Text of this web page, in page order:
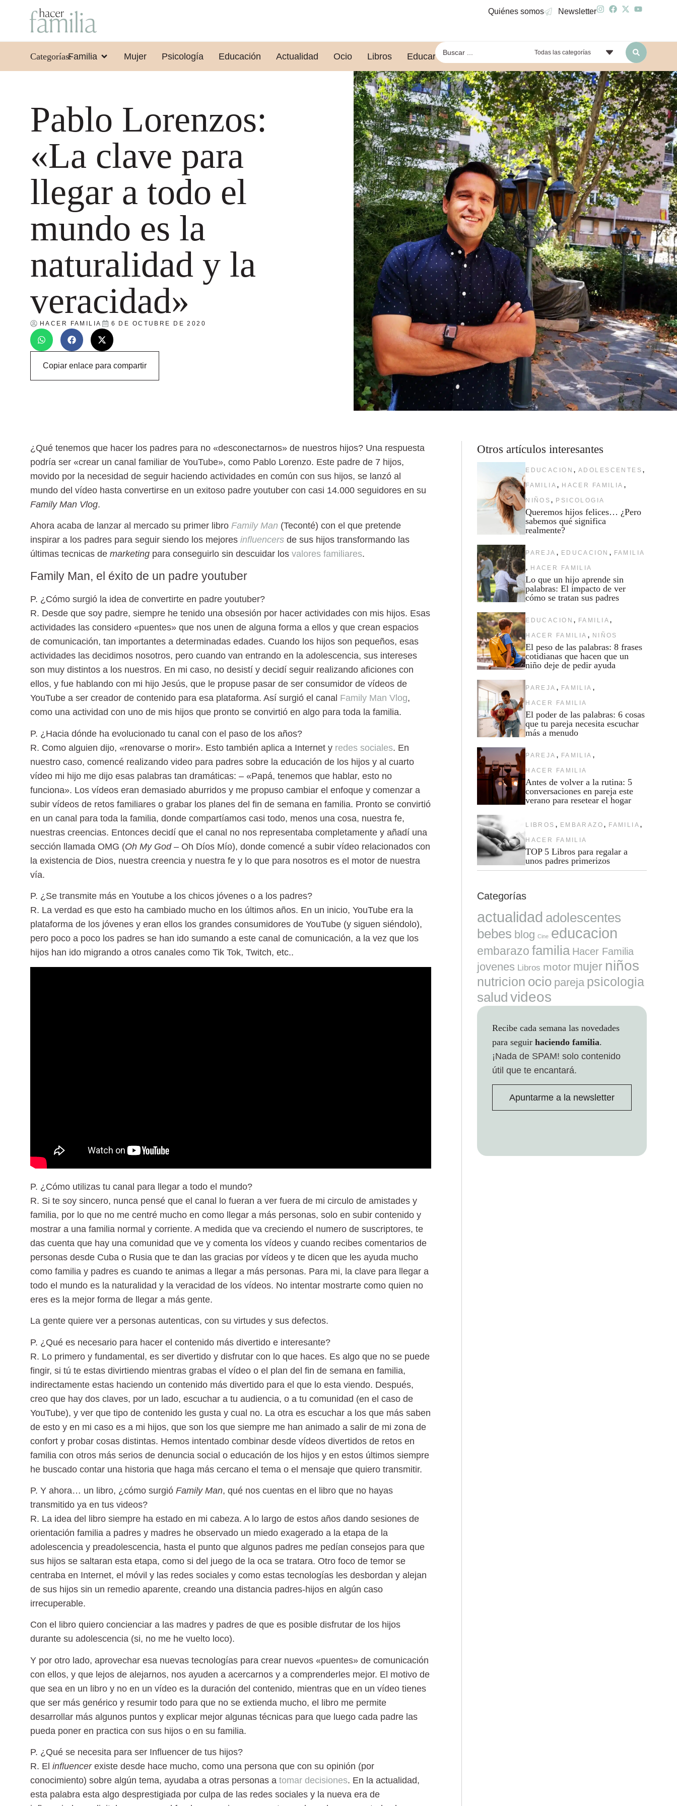
Quiénes somos Newsletter
Categorías:Familia Mujer Psicología Educación Actualidad Ocio Libros Educar leyendo Todas las categorías
Pablo Lorenzos:
«La clave para
llegar a todo el
mundo es la
naturalidad y la
veracidad»
HACER FAMILIA 6 DE OCTUBRE DE 2020
Copiar enlace para compartir
¿Qué tenemos que hacer los padres para no «desconectarnos» de nuestros hijos? Una respuesta
podría ser «crear un canal familiar de YouTube», como Pablo Lorenzo. Este padre de 7 hijos,
movido por la necesidad de seguir haciendo actividades en común con sus hijos, se lanzó al
mundo del vídeo hasta convertirse en un exitoso padre youtuber con casi 14.000 seguidores en su
Family Man Vlog.
Ahora acaba de lanzar al mercado su primer libro Family Man (Teconté) con el que pretende
inspirar a los padres para seguir siendo los mejores influencers de sus hijos transformando las
últimas tecnicas de marketing para conseguirlo sin descuidar los valores familiares.
Family Man, el éxito de un padre youtuber
P. ¿Cómo surgió la idea de convertirte en padre youtuber?
R. Desde que soy padre, siempre he tenido una obsesión por hacer actividades con mis hijos. Esas
actividades las considero «puentes» que nos unen de alguna forma a ellos y que crean espacios
de comunicación, tan importantes a determinadas edades. Cuando los hijos son pequeños, esas
actividades las decidimos nosotros, pero cuando van entrando en la adolescencia, sus intereses
son muy distintos a los nuestros. En mi caso, no desistí y decidí seguir realizando aficiones con
ellos, y fue hablando con mi hijo Jesús, que le propuse pasar de ser consumidor de vídeos de
YouTube a ser creador de contenido para esa plataforma. Así surgió el canal Family Man Vlog,
como una actividad con uno de mis hijos que pronto se convirtió en algo para toda la familia.
P. ¿Hacia dónde ha evolucionado tu canal con el paso de los años?
R. Como alguien dijo, «renovarse o morir». Esto también aplica a Internet y redes sociales. En
nuestro caso, comencé realizando video para padres sobre la educación de los hijos y al cuarto
vídeo mi hijo me dijo esas palabras tan dramáticas: – «Papá, tenemos que hablar, esto no
funciona». Los vídeos eran demasiado aburridos y me propuso cambiar el enfoque y comenzar a
subir vídeos de retos familiares o grabar los planes del fin de semana en familia. Pronto se convirtió
en un canal para toda la familia, donde compartíamos casi todo, menos una cosa, nuestra fe,
nuestras creencias. Entonces decidí que el canal no nos representaba completamente y añadí una
sección llamada OMG (Oh My God– Oh Díos Mío), donde comencé a subir vídeo relacionados con
la existencia de Dios, nuestra creencia y nuestra fe y lo que para nosotros es el motor de nuestra
vía.
P. ¿Se transmite más en Youtube a los chicos jóvenes o a los padres?
R. La verdad es que esto ha cambiado mucho en los últimos años. En un inicio, YouTube era la
plataforma de los jóvenes y eran ellos los grandes consumidores de YouTube (y siguen siéndolo),
pero poco a poco los padres se han ido sumando a este canal de comunicación, a la vez que los
hijos han ido migrando a otros canales como Tik Tok, Twitch, etc..
P. ¿Cómo utilizas tu canal para llegar a todo el mundo?
R. Si te soy sincero, nunca pensé que el canal lo fueran a ver fuera de mi circulo de amistades y
familia, por lo que no me centré mucho en como llegar a más personas, solo en subir contenido y
mostrar a una familia normal y corriente. A medida que va creciendo el numero de suscriptores, te
das cuenta que hay una comunidad que ve y comenta los vídeos y cuando recibes comentarios de
personas desde Cuba o Rusia que te dan las gracias por vídeos y te dicen que les ayuda mucho
como familia y padres es cuando te animas a llegar a más personas. Para mi, la clave para llegar a
todo el mundo es la naturalidad y la veracidad de los vídeos. No intentar mostrarte como quien no
eres es la mejor forma de llegar a más gente.
La gente quiere ver a personas autenticas, con su virtudes y sus defectos.
P. ¿Qué es necesario para hacer el contenido más divertido e interesante?
R. Lo primero y fundamental, es ser divertido y disfrutar con lo que haces. Es algo que no se puede
fingir, si tú te estas divirtiendo mientras grabas el vídeo o el plan del fin de semana en familia,
indirectamente estas haciendo un contenido más divertido para el que lo esta viendo. Después,
creo que hay dos claves, por un lado, escuchar a tu audiencia, o a tu comunidad (en el caso de
YouTube), y ver que tipo de contenido les gusta y cual no. La otra es escuchar a los que más saben
de esto y en mi caso es a mi hijos, que son los que siempre me han animado a salir de mi zona de
confort y probar cosas distintas. Hemos intentado combinar desde vídeos divertidos de retos en
familia con otros más serios de denuncia social o educación de los hijos y en estos últimos siempre
he buscado contar una historia que haga más cercano el tema o el mensaje que quiero transmitir.
P. Y ahora… un libro, ¿cómo surgió Family Man, qué nos cuentas en el libro que no hayas
transmitido ya en tus videos?
R. La idea del libro siempre ha estado en mi cabeza. A lo largo de estos años dando sesiones de
orientación familia a padres y madres he observado un miedo exagerado a la etapa de la
adolescencia y preadolescencia, hasta el punto que algunos padres me pedían consejos para que
sus hijos se saltaran esta etapa, como si del juego de la oca se tratara. Otro foco de temor se
centraba en Internet, el móvil y las redes sociales y como estas tecnologías les desbordan y alejan
de sus hijos sin un remedio aparente, creando una distancia padres-hijos en algún caso
irrecuperable.
Con el libro quiero concienciar a las madres y padres de que es posible disfrutar de los hijos
durante su adolescencia (si, no me he vuelto loco).
Y por otro lado, aprovechar esa nuevas tecnologías para crear nuevos «puentes» de comunicación
con ellos, y que lejos de alejarnos, nos ayuden a acercarnos y a comprenderles mejor. El motivo de
que sea en un libro y no en un vídeo es la duración del contenido, mientras que en un vídeo tienes
que ser más genérico y resumir todo para que no se extienda mucho, el libro me permite
desarrollar más algunos puntos y explicar mejor algunas técnicas para que luego cada padre las
pueda poner en practica con sus hijos o en su familia.
P. ¿Qué se necesita para ser Influencer de tus hijos?
R. El influencerexiste desde hace mucho, como una persona que con su opinión (por
conocimiento) sobre algún tema, ayudaba a otras personas a tomar decisiones. En la actualidad,
esta palabra esta algo desprestigiada por culpa de las redes sociales y la nueva era de
Otros artículos interesantes
EDUCACION , ADOLESCENTES ,
FAMILIA , HACER FAMILIA ,
NIÑOS , PSICOLOGIA
Queremos hijos felices… ¿Pero
sabemos qué significa
realmente?
PAREJA , EDUCACION , FAMILIA
, HACER FAMILIA
Lo que un hijo aprende sin
palabras: El impacto de ver
cómo se tratan sus padres
EDUCACION , FAMILIA ,
HACER FAMILIA , NIÑOS
El peso de las palabras: 8 frases
cotidianas que hacen que un
niño deje de pedir ayuda
PAREJA , FAMILIA ,
HACER FAMILIA
El poder de las palabras: 6 cosas
que tu pareja necesita escuchar
más a menudo
PAREJA , FAMILIA ,
HACER FAMILIA
Antes de volver a la rutina: 5
conversaciones en pareja este
verano para resetear el hogar
LIBROS , EMBARAZO , FAMILIA ,
HACER FAMILIA
TOP 5 Libros para regalar a
unos padres primerizos
Categorías
actualidad adolescentes
bebes blog Cine educacion
embarazo familia Hacer Familia
jovenes Libros motor mujer niños
nutricion ocio pareja psicologia
salud videos
Recibe cada semana las novedades
para seguir haciendo familia.
¡Nada de SPAM! solo contenido
útil que te encantará.
Apuntarme a la newsletter